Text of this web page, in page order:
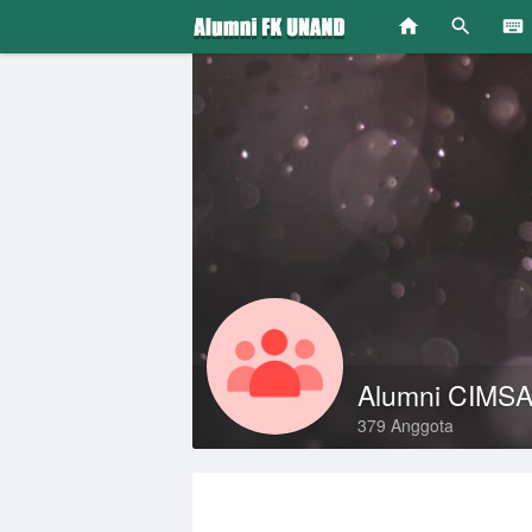
Alumni CIMSA
379 Anggota